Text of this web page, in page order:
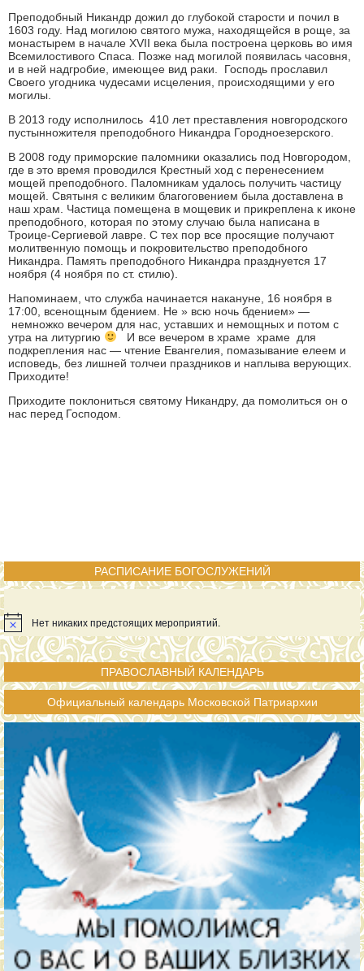
Преподобный Никандр дожил до глубокой старости и почил в
1603 году. Над могилою святого мужа, на­ходящейся в роще, за
монастырем в начале XVII века была построена церковь во имя
Всемилостивого Спаса. Позже над могилой появилась ча­совня,
и в ней надгробие, имеющее вид раки. Господь прославил
Своего угодника чудесами исцеления, происходящими у его
могилы.
В 2013 году исполнилось 410 лет преставления новгородского
пустынножителя преподобного Никандра Городноезерского.
В 2008 году приморские паломники оказались под Новгородом,
где в это время проводился Крестный ход с перенесением
мощей преподобного. Паломникам удалось получить частицу
мощей. Святыня с великим благоговением была доставлена в
наш храм. Частица помещена в мощевик и прикреплена к иконе
преподобного, которая по этому случаю была написана в
Троице-Сергиевой лавре. С тех пор все просящие получают
молитвенную помощь и покровительство преподобного
Никандра. Память преподобного Никандра празднуется 17
ноября (4 ноября по ст. стилю).
Напоминаем, что служба начинается накануне, 16 ноября в
17:00, всенощным бдением. Не » всю ночь бдением» —
немножко вечером для нас, уставших и немощных и потом с
утра на литургию
И все вечером в храме храме для
подкрепления нас — чтение Евангелия, помазывание елеем и
исповедь, без лишней толчеи праздников и наплыва верующих.
Приходите!
Приходите поклониться святому Никандру, да помолиться он о
нас перед Господом.
РАСПИСАНИЕ БОГОСЛУЖЕНИЙ
Нет никаких предстоящих мероприятий.
ПРАВОСЛАВНЫЙ КАЛЕНДАРЬ
Официальный календарь Московской Патриархии